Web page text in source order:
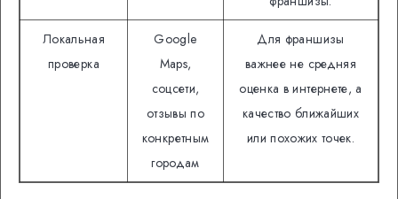
Локальная
проверка
Google
Maps,
соцсети,
отзывы по
конкретным
городам
Для франшизы
важнее не средняя
оценка в интернете, а
качество ближайших
или похожих точек.